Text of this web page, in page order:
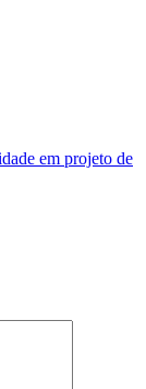
em projeto de